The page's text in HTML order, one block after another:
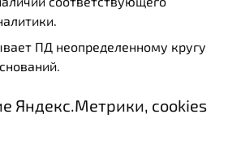
ПД неопределенному кругу
Яндекс.Метрики, cookies